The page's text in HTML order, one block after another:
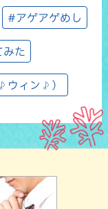
#アゲアゲめし
みた
ウィン♪）